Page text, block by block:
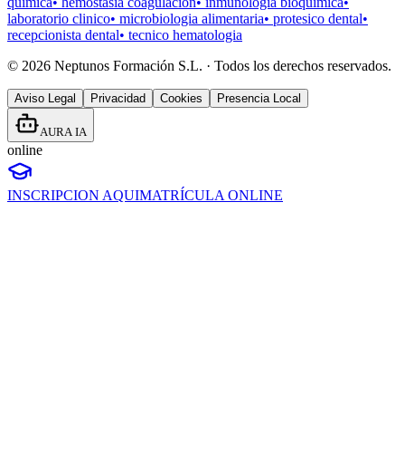
laboratorio clinico• microbiologia alimentaria• protesico dental•
recepcionista dental• tecnico hematologia
© 2026 Neptunos Formación S.L. · Todos los derechos reservados.
Aviso Legal Privacidad Cookies Presencia Local
AURA IA
online
INSCRIPCION AQUIMATRÍCULA ONLINE